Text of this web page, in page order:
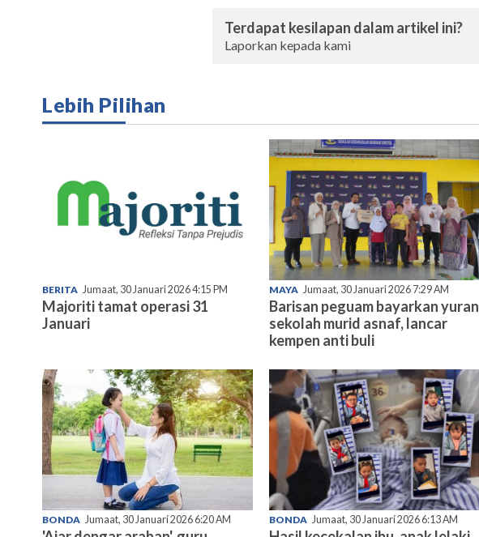
Terdapat kesilapan dalam artikel ini?
Laporkan kepada kami
Lebih Pilihan
BERITA Jumaat, 30 Januari 2026 4:15 PM
Majoriti tamat operasi 31
Januari
MAYA Jumaat, 30 Januari 2026 7:29 AM
Barisan peguam bayarkan yuran
sekolah murid asnaf, lancar
kempen anti buli
BONDA Jumaat, 30 Januari 2026 6:20 AM BONDA Jumaat, 30 Januari 2026 6:13 AM